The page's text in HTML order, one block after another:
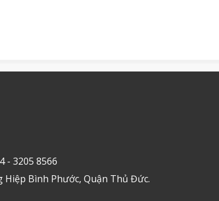
- 3205 8566
Hiệp Bình Phước, Quận Thủ Đức.